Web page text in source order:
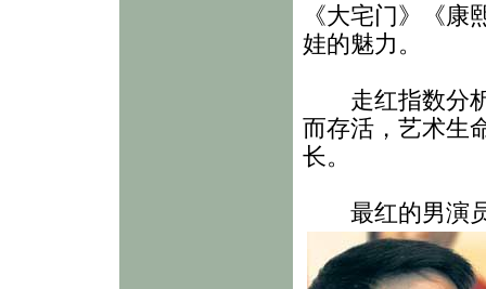
《大宅门》《
娃的魅力。
走红指数分析
而存活，艺术生
长。
最红的男演